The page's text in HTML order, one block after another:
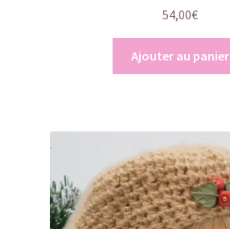
54,00€
Ajouter au panier